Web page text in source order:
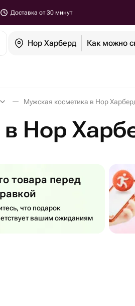
Доставка от 30 минут
Нор Харберд Как можно
Мужская косметика в Нор
Нор
товара перед
что подарок
вашим ожиданиям